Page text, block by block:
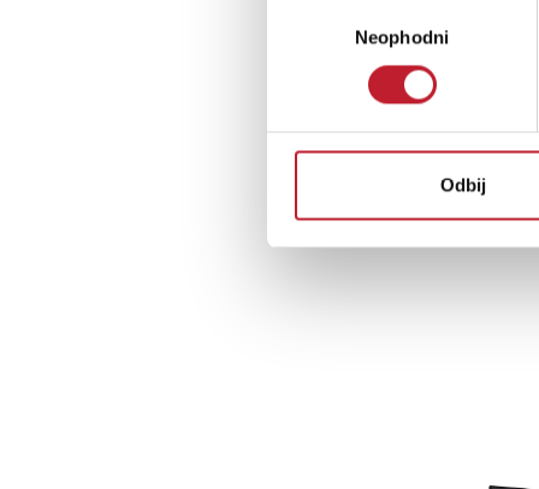
сагласностиNeophodni
Odbij